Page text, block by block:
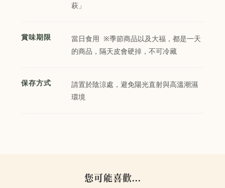
萩」
賞味期限
當日食用 ※季節商品以及大福，都是一天
的商品，隔天皮會硬掉，不可冷藏
保存方式
請置於陰涼處，避免陽光直射與高溫潮濕
環境
您可能喜歡...